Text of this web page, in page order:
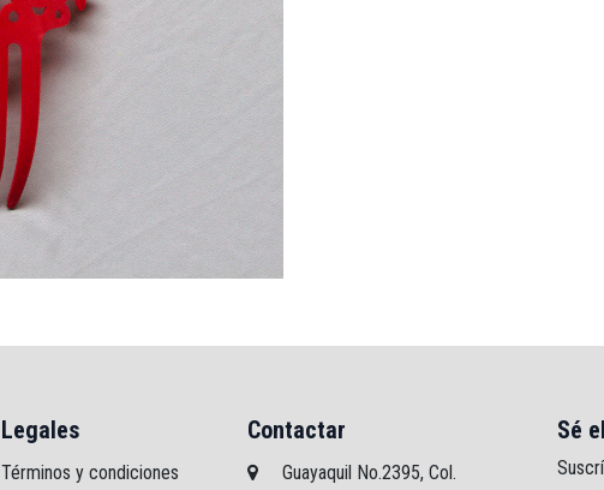
Sé
Contactar
Guayaquil No.2395, Col.
Legales
Términos y condiciones